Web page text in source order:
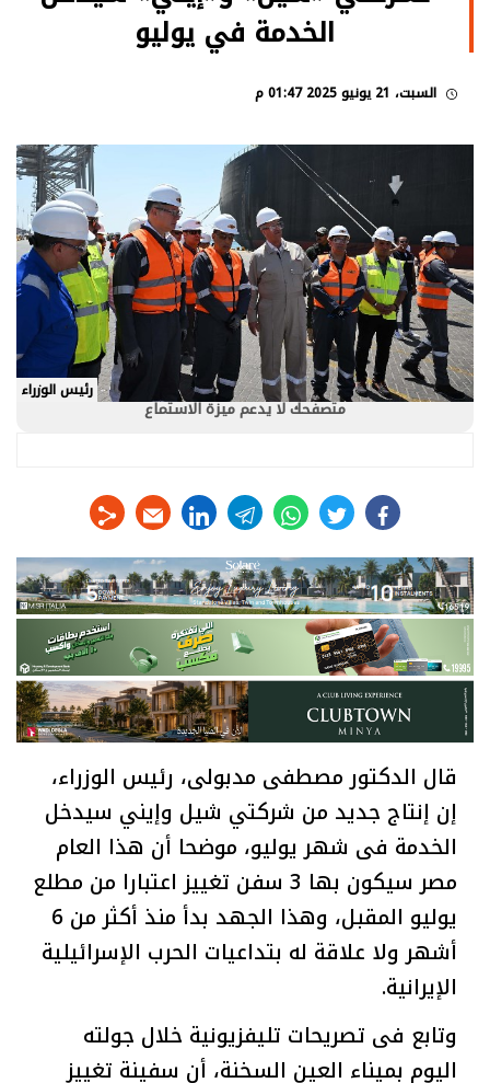
الخدمة في يوليو
السبت، 21 يونيو 2025 01:47 م
رئيس الوزراء
متصفحك لا يدعم ميزة الاستماع
facebook
twitter
whats
telegram
linkedin
قال الدكتور مصطفى مدبولى، رئيس الوزراء،
إن إنتاج جديد من شركتي شيل وإيني سيدخل
الخدمة فى شهر يوليو، موضحا أن هذا العام
مصر سيكون بها 3 سفن تغييز اعتبارا من مطلع
يوليو المقبل، وهذا الجهد بدأ منذ أكثر من 6
أشهر ولا علاقة له بتداعيات الحرب الإسرائيلية
الإيرانية.
وتابع فى تصريحات تليفزيونية خلال جولته
اليوم بميناء العين السخنة، أن سفينة تغييز